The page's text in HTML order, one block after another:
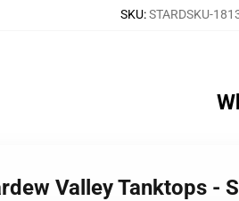
SKU:STARDSKU-
Valley Tanktops -